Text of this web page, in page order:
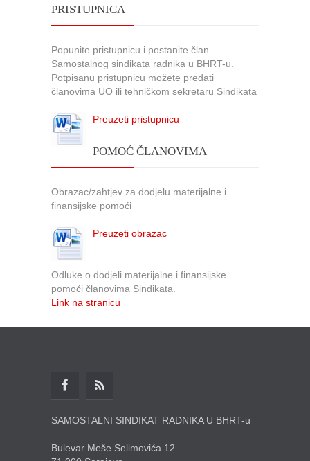
PRISTUPNICA
Popunite pristupnicu i postanite član
Samostalnog sindikata radnika u BHRT-u.
Potpisanu pristupnicu možete predati
članovima UO ili tehničkom sekretaru Sindikata
Preuzeti pristupnicu
POMOĆ ČLANOVIMA
Obrazac/zahtjev za dodjelu materijalne i
finansijske pomoći
Preuzeti obrazac
Odluke o dodjeli materijalne i finansijske
pomoći članovima Sindikata.
Link na stranicu
SAMOSTALNI SINDIKAT RADNIKA U BHRT-u
Bulevar Meše Selimovića 12.